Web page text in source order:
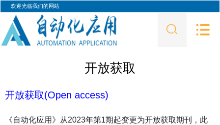
欢迎光临我们的网站
开放获取
开放获取(Open access)
《自动化应用》从2023年第1期起变更为开放获取期刊，此